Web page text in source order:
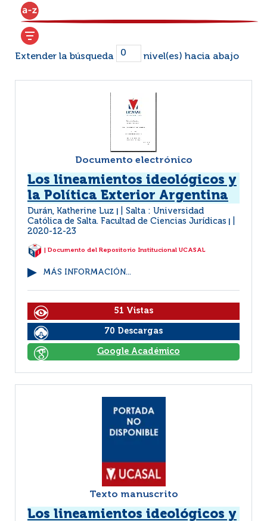
Extender la búsqueda nivel(es) hacia abajo
Documento electrónico
Los lineamientos ideológicos y
la Política Exterior Argentina
Durán, Katherine Luz
Salta : Universidad
Católica de Salta. Facultad de Ciencias Jurídicas
2020-12-23
| Documento del Repositorio Institucional UCASAL
MÁS INFORMACIÓN...
51 Vistas
70 Descargas
Google Académico
Texto manuscrito
Los lineamientos ideológicos y